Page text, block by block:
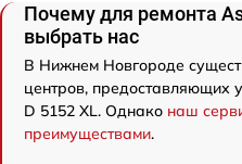
Почему для ремонта
выбрать нас
В Нижнем Новгороде
центров, предоставляющих
D 5152 XL. Однако наш
преимуществами.